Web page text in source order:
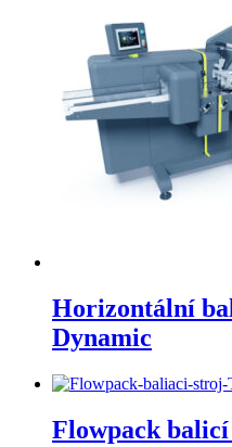
Horizontální
Dynamic
Flowpack